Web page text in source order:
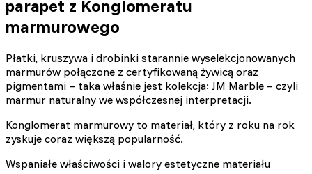
parapet z Konglomeratu
marmurowego
Płatki, kruszywa i drobinki starannie wyselekcjonowanych
marmurów połączone z certyfikowaną żywicą oraz
pigmentami – taka właśnie jest kolekcja: JM Marble – czyli
marmur naturalny we współczesnej interpretacji.
Konglomerat marmurowy to materiał, który z roku na rok
zyskuje coraz większą popularność.
Wspaniałe właściwości i walory estetyczne materiału